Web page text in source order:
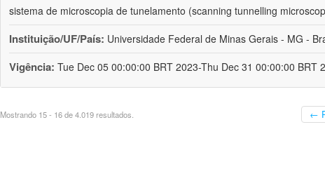
sistema de microscopia de tunelamento (scanning tunnelling
Instituição/UF/País: Universidade Federal de Minas Gerais - MG -
Vigência: Tue Dec 05 00:00:00 BRT 2023-Thu Dec 31 00:00:00 BRT
Mostrando 15 - 16 de 4.019 resultados. ←